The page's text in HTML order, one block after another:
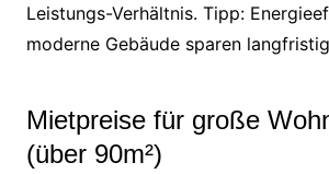
Leistungs-Verhältnis. Tipp:
moderne Gebäude sparen
Mietpreise für große
(über 90m²)